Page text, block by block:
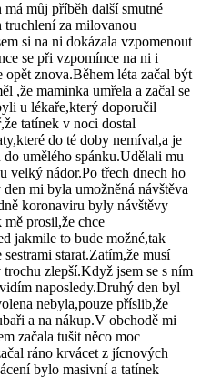
můj příběh další smutné
truchlení za milovanou
si na ni dokázala vzpomenout
se při vzpomínce na ni i
opět znova.Během léta začal být
,že maminka umřela a začal se
u lékaře,který doporučil
tatínek v noci dostal
do té doby nemíval,a je
umělého spánku.Udělali mu
velký nádor.Po třech dnech ho
mi byla umožněná návštěva
koronaviru byly návštěvy
prosil,že chce
jakmile to bude možné,tak
starat.Zatím,že musí
zlepší.Když jsem se s ním
naposledy.Druhý den byl
nebyla,pouze příslib,že
a na nákup.V obchodě mi
začala tušit něco moc
ráno krvácet z jícnových
bylo masivní a tatínek